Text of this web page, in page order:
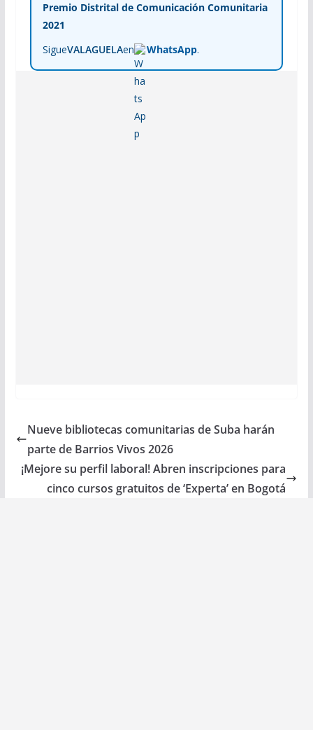
Premio Distrital de Comunicación Comunitaria
2021
SigueVALAGUELAen WhatsApp.
Nueve bibliotecas comunitarias de Suba harán
parte de Barrios Vivos 2026
¡Mejore su perfil laboral! Abren inscripciones para
cinco cursos gratuitos de ‘Experta’ en Bogotá